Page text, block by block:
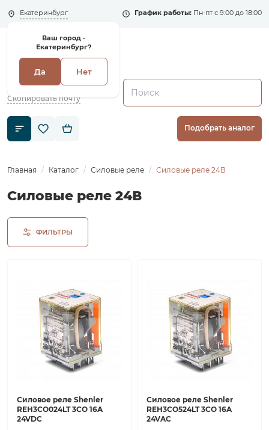
Екатеринбург
Ваш город -
Екатеринбург?
Да Нет
График работы: Пн-пт с 9:00 до 18:00
Скопировать почту
Подобрать аналог
Главная Каталог Силовые реле Силовые реле 24В
Силовые реле 24В
ФИЛЬТРЫ
Силовое реле Shenler
REH3CO024LT 3CO 16A
24VDC
Силовое реле Shenler
REH3CO524LT 3CO 16A
24VAC